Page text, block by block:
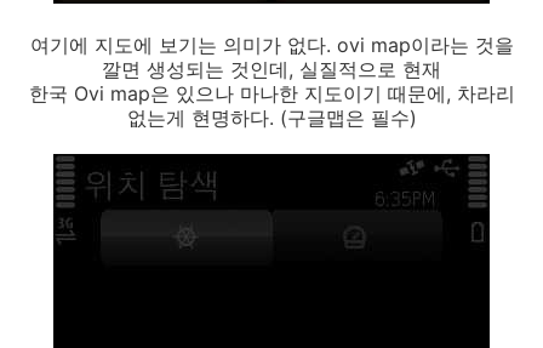
여기에 지도에 보기는 의미가 없다. ovi map이라는 것을
깔면 생성되는 것인데, 실질적으로 현재
한국 Ovi map은 있으나 마나한 지도이기 때문에, 차라리
없는게 현명하다. (구글맵은 필수)